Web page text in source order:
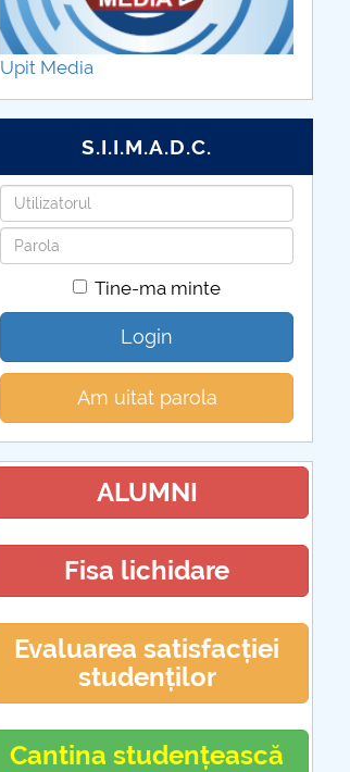
Upit Media
S.I.I.M.A.D.C.
Utilizatorul
Parola
Tine-ma minte
Login
Am uitat parola
ALUMNI
Fisa lichidare
Evaluarea satisfacției
studenților
Cantina studențească